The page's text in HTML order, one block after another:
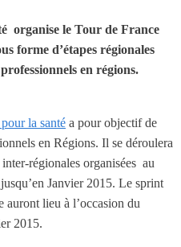
organise le Tour de France
forme d’étapes régionales
en régions.
la santé a pour objectif de
en Régions. Il se déroulera
régionales organisées au
Janvier 2015. Le sprint
auront lieu à l’occasion du
2015.